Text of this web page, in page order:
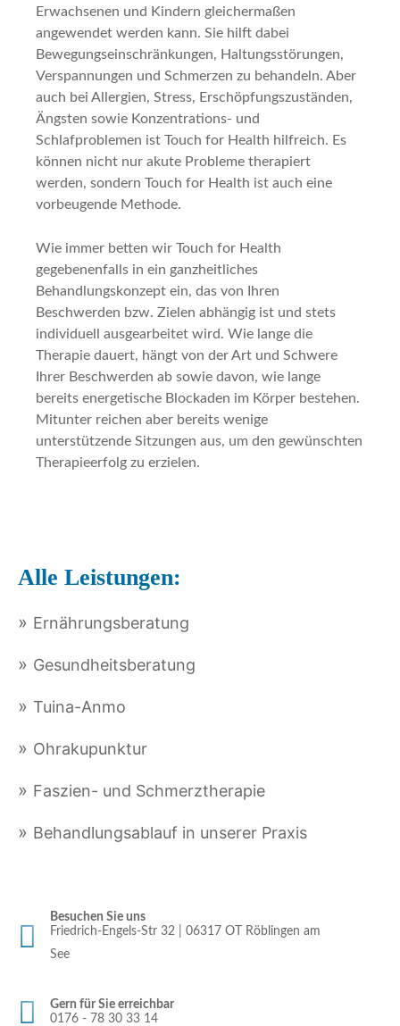
Erwachsenen und Kindern gleichermaßen
angewendet werden kann. Sie hilft dabei
Bewegungseinschränkungen, Haltungsstörungen,
Verspannungen und Schmerzen zu behandeln. Aber
auch bei Allergien, Stress, Erschöpfungszuständen,
Ängsten sowie Konzentrations- und
Schlafproblemen ist Touch for Health hilfreich. Es
können nicht nur akute Probleme therapiert
werden, sondern Touch for Health ist auch eine
vorbeugende Methode.
Wie immer betten wir Touch for Health
gegebenenfalls in ein ganzheitliches
Behandlungskonzept ein, das von Ihren
Beschwerden bzw. Zielen abhängig ist und stets
individuell ausgearbeitet wird. Wie lange die
Therapie dauert, hängt von der Art und Schwere
Ihrer Beschwerden ab sowie davon, wie lange
bereits energetische Blockaden im Körper bestehen.
Mitunter reichen aber bereits wenige
unterstützende Sitzungen aus, um den gewünschten
Therapieerfolg zu erzielen.
Alle Leistungen:
Ernährungsberatung
Gesundheitsberatung
Tuina-Anmo
Ohrakupunktur
Faszien- und Schmerztherapie
Behandlungsablauf in unserer Praxis
Besuchen Sie uns
Friedrich-Engels-Str 32 | 06317 OT Röblingen am
See
Gern für Sie erreichbar
0176 - 78 30 33 14